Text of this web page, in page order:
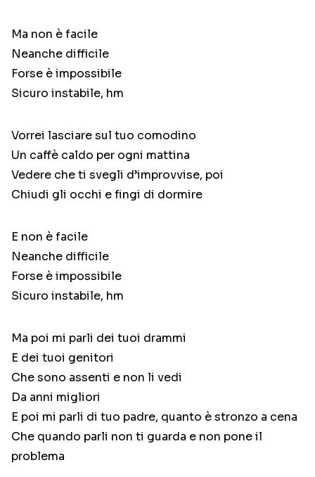
Ma non è facile
Neanche difficile
Forse è impossibile
Sicuro instabile, hm
Vorrei lasciare sul tuo comodino
Un caffè caldo per ogni mattina
Vedere che ti svegli d’improvvise, poi
Chiudi gli occhi e fingi di dormire
E non è facile
Neanche difficile
Forse è impossibile
Sicuro instabile, hm
Ma poi mi parli dei tuoi drammi
E dei tuoi genitori
Che sono assenti e non li vedi
Da anni migliori
E poi mi parli di tuo padre, quanto è stronzo a cena
Che quando parli non ti guarda e non pone il
problema